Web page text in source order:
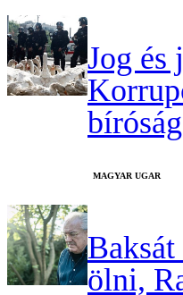
Jog és
MAGYAR UGAR
ölni,